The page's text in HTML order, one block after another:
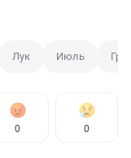
Лук Июль
0 0